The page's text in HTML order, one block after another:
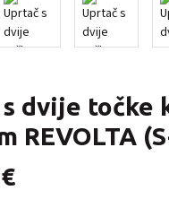
dvije točke
REVOLTA
€